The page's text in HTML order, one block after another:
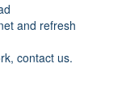
and refresh
contact us.